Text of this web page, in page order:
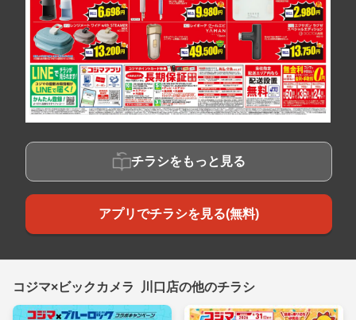
チラシをもっと見る
アプリでチラシを見る(無料)
コジマ×ビックカメラ 川口店の他のチラシ